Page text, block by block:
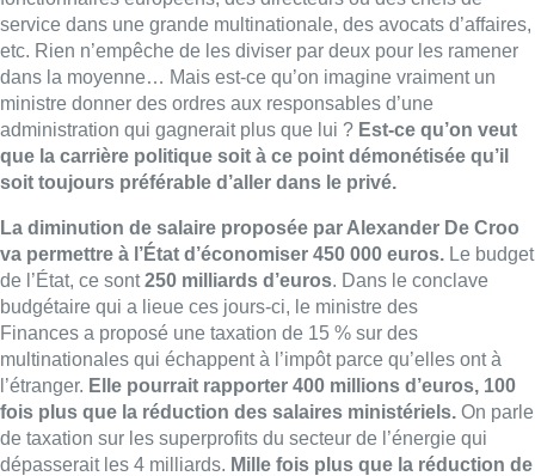
Financesa proposé unetaxation de15 % sur des
multinationales quiéchappentà l’impôtparce qu’elles ont à
l’étranger. Elle pourrait rapporter 400 millions d’euros, 100
fois plus que la réduction des salaires ministériels.On parle
de taxation sur les superprofits du secteur de l’énergie qui
dépasserait les 4 milliards. Mille fois plus que la réduction de
salaires des ministres.Alors c’est très sympathique
d’accepter de diminuer son salaire.Si c’est pour ne pas aboutir
sur les mesures réellement efficaces, c’est ce qu’on appelle un
attrape-nigaud.
■Un édito de Fabrice Grosfilley
Lire aussi :
Deux personnes hospitalisées
après un incendie à Schaerbeek